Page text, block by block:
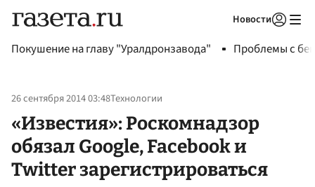
Новости
Покушение на главу "Уралдронзавода" Проблемы с
26 сентября 2014 03:48Технологии
«Известия»: Роскомнадзор
обязал Google, Facebook и
Twitter зарегистрироваться